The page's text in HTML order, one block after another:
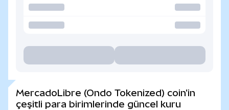
MercadoLibre (Ondo Tokenized) coin'in
çeşitli para birimlerinde güncel kuru